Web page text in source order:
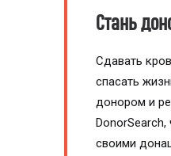
Стань
Сдавать
спасать
донором и
своими